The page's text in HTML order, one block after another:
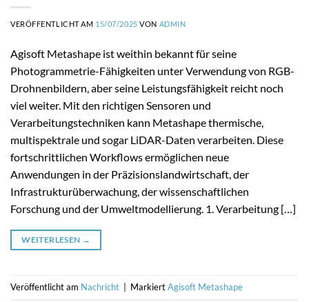
VERÖFFENTLICHT AM 15/07/2025 VON ADMIN
Agisoft Metashape ist weithin bekannt für seine
Photogrammetrie-Fähigkeiten unter Verwendung von RGB-
Drohnenbildern, aber seine Leistungsfähigkeit reicht noch
viel weiter. Mit den richtigen Sensoren und
Verarbeitungstechniken kann Metashape thermische,
multispektrale und sogar LiDAR-Daten verarbeiten. Diese
fortschrittlichen Workflows ermöglichen neue
Anwendungen in der Präzisionslandwirtschaft, der
Infrastrukturüberwachung, der wissenschaftlichen
Forschung und der Umweltmodellierung. 1. Verarbeitung […]
WEITERLESEN →
Veröffentlicht am Nachricht MarkiertAgisoft Metashape